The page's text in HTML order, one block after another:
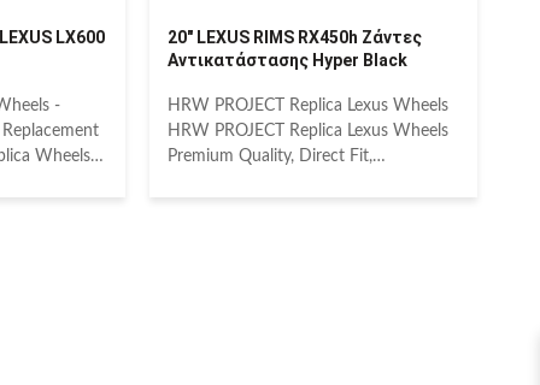
LX600
-
Wheels
20" LEXUS RIMS RX450h Ζάντες
Αντικατάστασης Hyper Black
HRW PROJECT Replica Lexus Wheels
HRW PROJECT Replica Lexus Wheels
Premium Quality, Direct Fit,